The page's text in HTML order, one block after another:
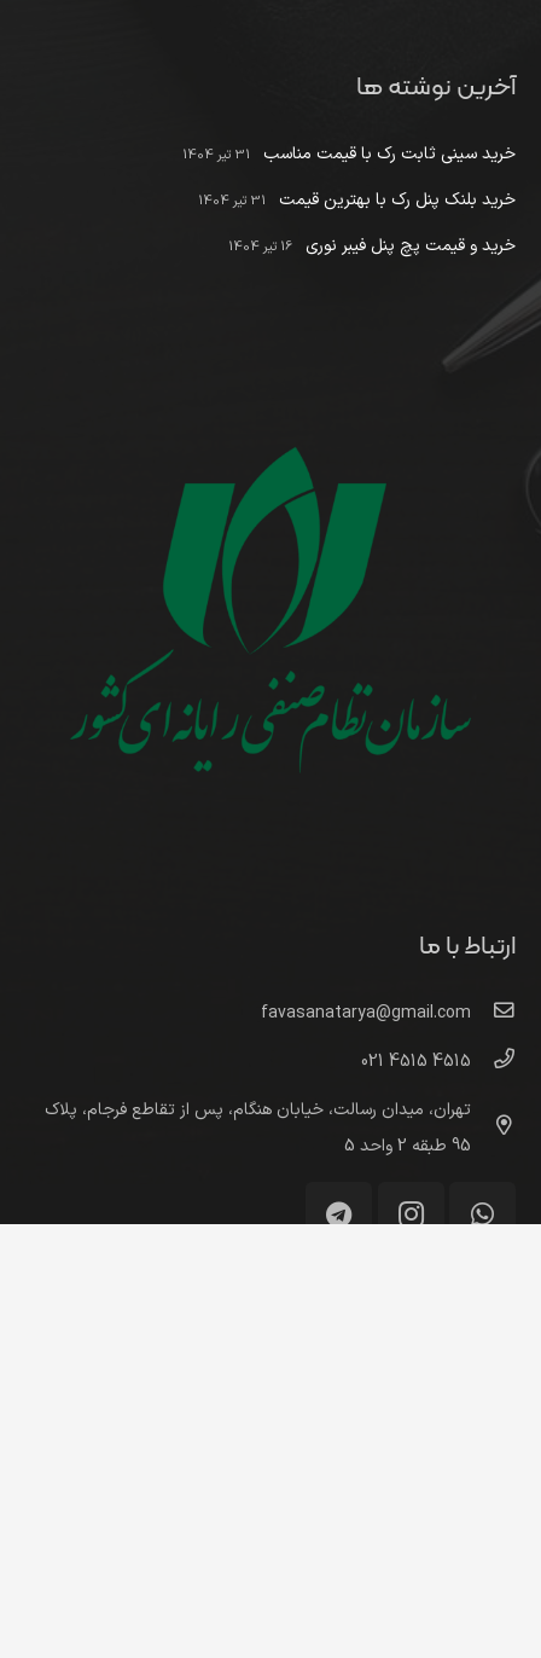
آخرین نوشته ها
خرید سینی ثابت رک با قیمت مناسب 31 تیر 1404
خرید بلنک پنل رک با بهترین قیمت 31 تیر 1404
خرید و قیمت پچ پنل فیبر نوری 16 تیر 1404
ارتباط با ما
favasanatarya@gmail.com
4515 4515 021
تهران، میدان رسالت، خیابان هنگام، پس از تقاطع فرجام، پلاک
95 طبقه 2 واحد 5